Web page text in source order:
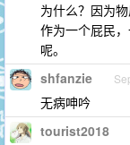
为什么？因为
作为一个屁民
呢。
shfanzie
无病呻吟
tourist2018